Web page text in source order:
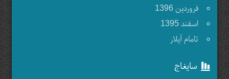
فروردين 1396
اسفند 1395
تامام آیلار
سایغاج